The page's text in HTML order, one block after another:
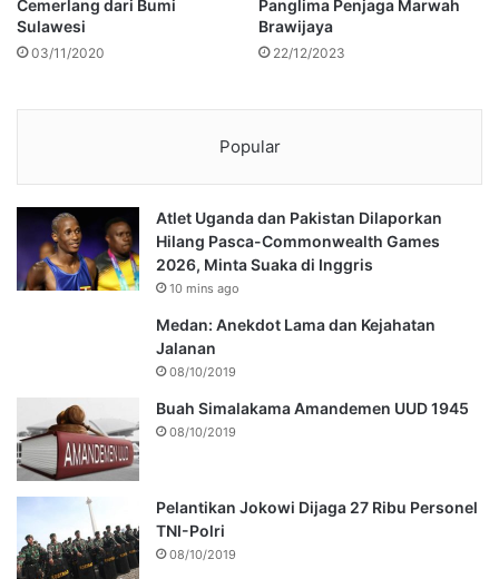
Cemerlang dari Bumi
Sulawesi
03/11/2020
Panglima Penjaga Marwah
Brawijaya
22/12/2023
Popular
Atlet Uganda dan Pakistan Dilaporkan
Hilang Pasca-Commonwealth Games
2026, Minta Suaka di Inggris
10 mins ago
Medan: Anekdot Lama dan Kejahatan
Jalanan
08/10/2019
Buah Simalakama Amandemen UUD 1945
08/10/2019
Pelantikan Jokowi Dijaga 27 Ribu Personel
TNI-Polri
08/10/2019